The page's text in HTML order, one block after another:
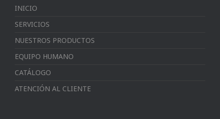
INICIO
SERVICIOS
NUESTROS PRODUCTOS
EQUIPO HUMANO
CATÁLOGO
ATENCIÓN AL CLIENTE